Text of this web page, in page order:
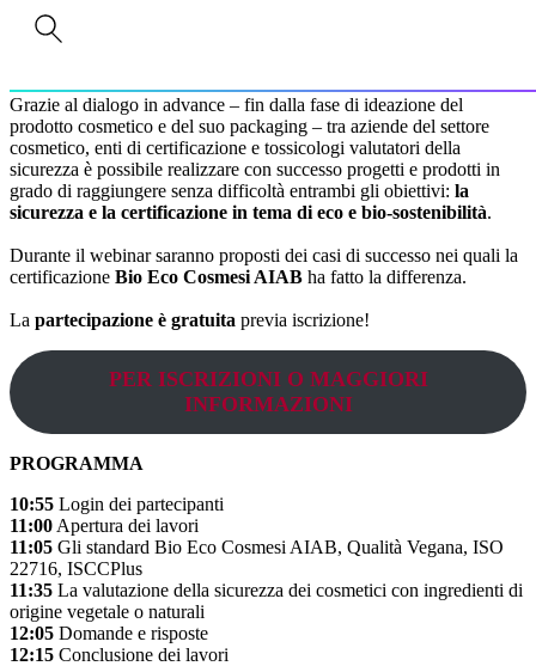
ingredienti idonei a soddisfare i requisiti di certificazione deve
misurarsi con la necessità di dati tossicologici robusti per poter
Grazie al dialogo in advance – fin dalla fase di ideazione del
prodotto cosmetico e del suo packaging – tra aziende del settore
cosmetico, enti di certificazione e tossicologi valutatori della
sicurezza è possibile realizzare con successo progetti e prodotti in
grado di raggiungere senza difficoltà entrambi gli obiettivi: la
sicurezza e la certificazione in tema di eco e bio-sostenibilità.
Durante il webinar saranno proposti dei casi di successo nei quali la
certificazione Bio Eco Cosmesi AIAB ha fatto la differenza.
La partecipazione è gratuita previa iscrizione!
PER ISCRIZIONI O MAGGIORI
INFORMAZIONI
PROGRAMMA
10:55 Login dei partecipanti
11:00 Apertura dei lavori
11:05 Gli standard Bio Eco Cosmesi AIAB, Qualità Vegana, ISO
22716, ISCCPlus
11:35 La valutazione della sicurezza dei cosmetici con ingredienti di
origine vegetale o naturali
12:05 Domande e risposte
12:15 Conclusione dei lavori